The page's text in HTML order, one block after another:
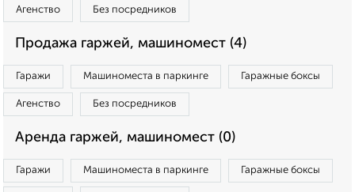
Агенство Без посредников
Продажа гаржей, машиномест (4)
Гаражи Машиноместа в паркинге Гаражные боксы
Агенство Без посредников
Аренда гаржей, машиномест (0)
Гаражи Машиноместа в паркинге Гаражные боксы